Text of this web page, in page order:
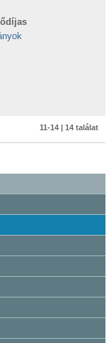
11-14 | 14 találat